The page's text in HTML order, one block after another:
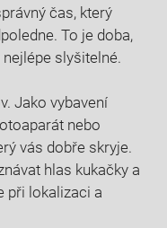
čas, který
To je doba,
slyšitelné.
Jako vybavení
nebo
vás dobře skryje.
hlas kukačky a
při lokalizaci a